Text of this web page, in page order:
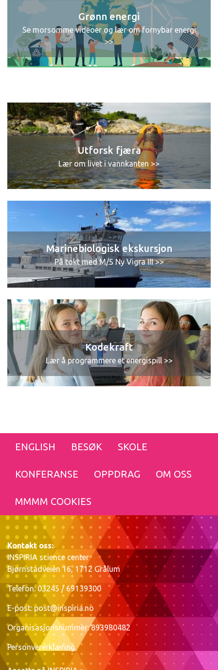
Grønn energi
Se morsomme videoer og lær om fornybar energi
>>
Utforsk fjæra
Lær om livet i vannkanten >>
Marinebiologisk ekskursjon
På tokt med M/S Ny Vigra III >>
Kodekraft
Lær å programmere et energispill >>
ENGLISH BESØK SKOLE
KONFERANSE OPPDRAG OM OSS
MMMM COOKIES
Kontakt oss:
INSPIRIA science center
Bjørnstadveien 16, 1712 Grålum
Telefon: 03245 / 69139300
E-post: post@inspiria.no
Organisasjonsnummer: 893980482
Personvererklæring